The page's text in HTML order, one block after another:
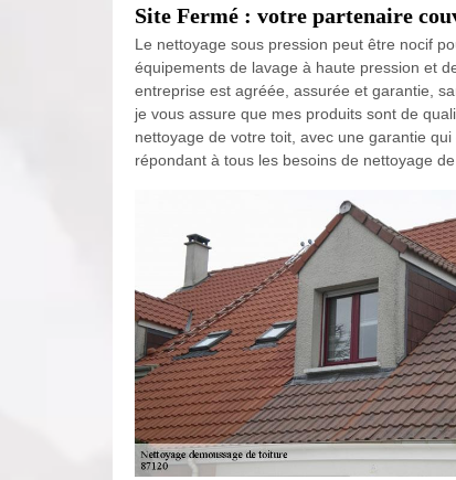
Site Fermé : votre partenaire
Le nettoyage sous pression peut être nocif
équipements de lavage à haute pression et
entreprise est agréée, assurée et garantie,
je vous assure que mes produits sont de
nettoyage de votre toit, avec une garantie
répondant à tous les besoins de nettoyage